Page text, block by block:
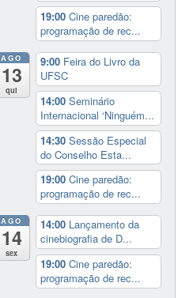
19:00Cine paredão:
programação de rec...
AGO
13
qui
9:00 Feira do Livro da
UFSC
14:00Seminário
Internacional ‘Ninguém...
14:30Sessão Especial
do Conselho Esta...
19:00Cine paredão:
programação de rec...
AGO
14
sex
14:00 Lançamento da
cinebiografia de D...
19:00Cine paredão:
programação de rec...